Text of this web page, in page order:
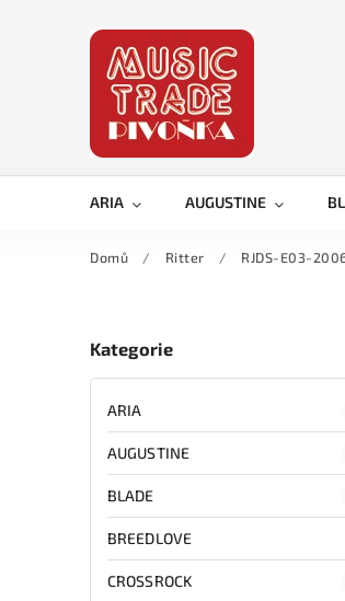
ARIA AUGUSTINE
Domů / Ritter / RJDS-E03-
Kategorie
ARIA
AUGUSTINE
BLADE
BREEDLOVE
CROSSROCK